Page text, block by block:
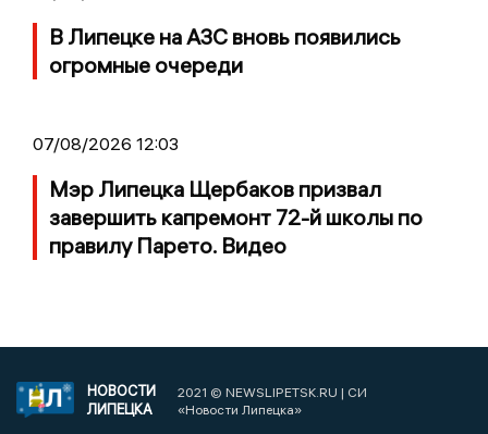
В Липецке на АЗС вновь появились
огромные очереди
07/08/2026 12:03
Мэр Липецка Щербаков призвал
завершить капремонт 72-й школы по
правилу Парето. Видео
НОВОСТИ
ЛИПЕЦКА
2021 © NEWSLIPETSK.RU | СИ
«Новости Липецка»